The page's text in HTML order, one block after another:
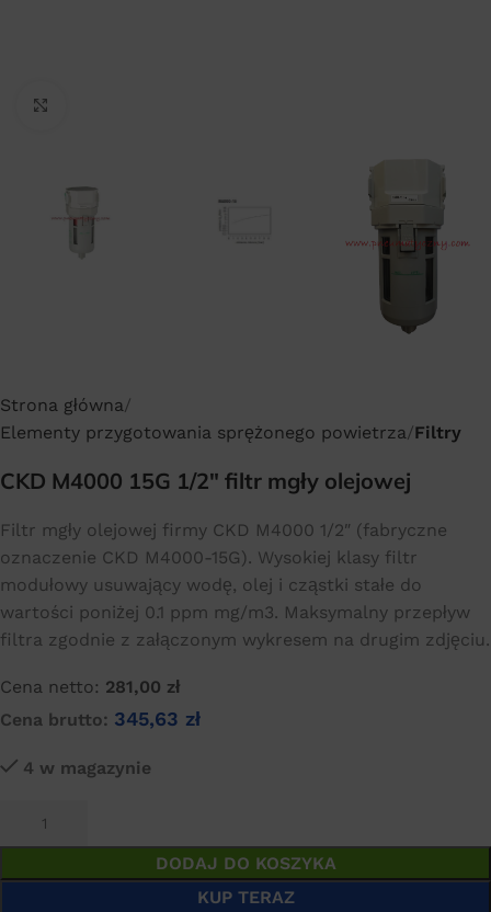
Strona główna
Elementy przygotowania sprężonego powietrza Filtry
CKD M4000 15G 1/2″ filtr mgły olejowej
Filtr mgły olejowej firmy CKD M4000 1/2″ (fabryczne
oznaczenie CKD M4000-15G). Wysokiej klasy filtr
modułowy usuwający wodę, olej i cząstki stałe do
wartości poniżej 0.1 ppm mg/m3. Maksymalny przepływ
filtra zgodnie z załączonym wykresem na drugim zdjęciu.
Cena netto: 281,00 zł
Cena brutto: 345,63 zł
4 w magazynie
DODAJ DO KOSZYKA
KUP TERAZ